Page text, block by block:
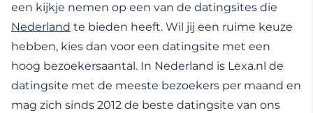
een kijkje nemen op een van de datingsites die
Nederland te bieden heeft. Wil jij een ruime keuze
hebben, kies dan voor een datingsite met een
hoog bezoekersaantal. In Nederland is Lexa.nl de
datingsite met de meeste bezoekers per maand en
mag zich sinds 2012 de beste datingsite van ons